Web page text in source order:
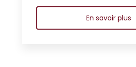
En savoir plus